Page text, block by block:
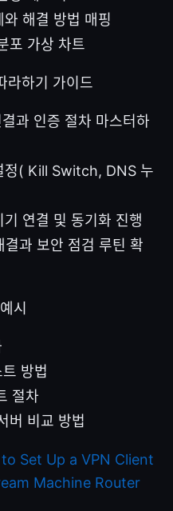
해결 방법 매핑
포 가상 차트
라하기 가이드
과 인증 절차 마스터하
정( Kill Switch, DNS 누
연결 및 동기화 진행
과 보안 점검 루틴 확
시
방법
절차
버 비교 방법
Set Up a VPN Client
Machine Router